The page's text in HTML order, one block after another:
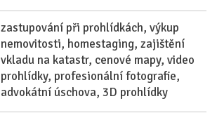
zastupování při prohlídkách, výkup
nemovitosti, homestaging, zajištění
vkladu na katastr, cenové mapy, video
prohlídky, profesionální fotografie,
advokátní úschova, 3D prohlídky